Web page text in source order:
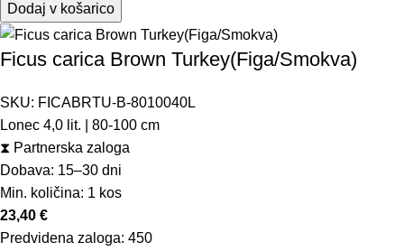
Dodaj v košarico
Ficus carica Brown Turkey(Figa/Smokva)
SKU: FICABRTU-B-8010040L
Lonec 4,0 lit. | 80-100 cm
⧗ Partnerska zaloga
Dobava: 15–30 dni
Min. količina: 1 kos
23,40 €
Predvidena zaloga: 450